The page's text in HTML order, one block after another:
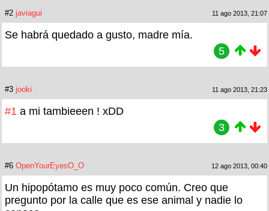
#2 javiagui 11 ago 2013, 21:07
Se habrá quedado a gusto, madre mía.
5
#3 jooki 11 ago 2013, 21:23
#1 a mi tambieeen ! xDD
3
#6 OpenYourEyesO_O 12 ago 2013, 00:40
Un hipopótamo es muy poco común. Creo que
pregunto por la calle que es ese animal y nadie lo